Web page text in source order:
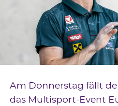
Am Donnerstag fällt
das Multisport-Event